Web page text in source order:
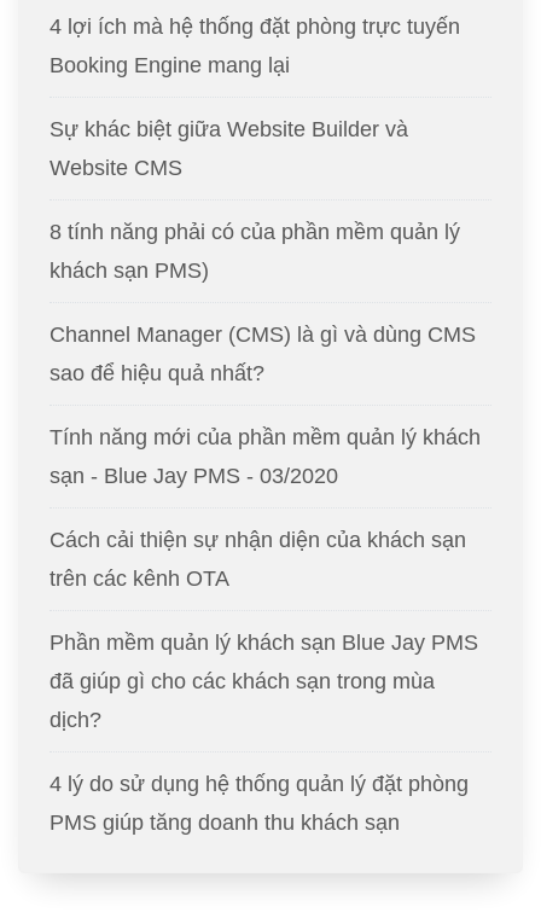
4 lợi ích mà hệ thống đặt phòng trực tuyến
Booking Engine mang lại
Sự khác biệt giữa Website Builder và
Website CMS
8 tính năng phải có của phần mềm quản lý
khách sạn PMS)
Channel Manager (CMS) là gì và dùng CMS
sao để hiệu quả nhất?
Tính năng mới của phần mềm quản lý khách
sạn - Blue Jay PMS - 03/2020
Cách cải thiện sự nhận diện của khách sạn
trên các kênh OTA
Phần mềm quản lý khách sạn Blue Jay PMS
đã giúp gì cho các khách sạn trong mùa
dịch?
4 lý do sử dụng hệ thống quản lý đặt phòng
PMS giúp tăng doanh thu khách sạn